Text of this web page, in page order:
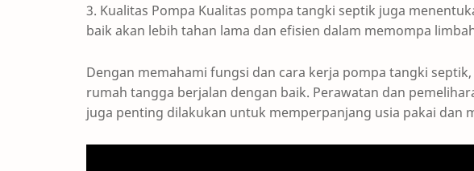
3. Kualitas Pompa Kualitas pompa tangki septik juga
baik akan lebih tahan lama dan efisien dalam memompa
Dengan memahami fungsi dan cara kerja pompa tangki
rumah tangga berjalan dengan baik. Perawatan dan
juga penting dilakukan untuk memperpanjang usia pakai dan